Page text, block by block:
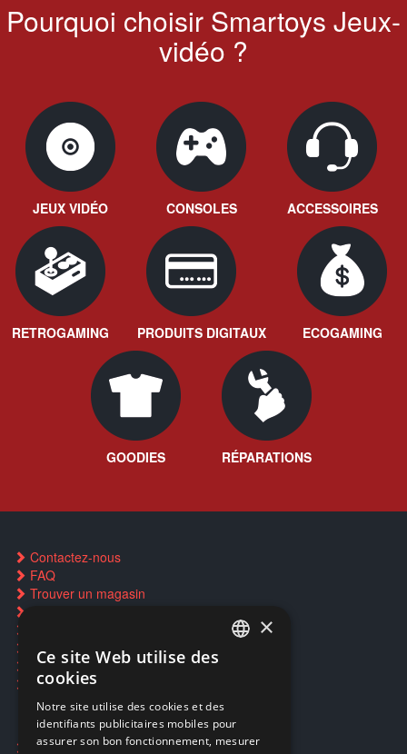
Pourquoi choisir Smartoys Jeux-
vidéo ?
JEUX VIDÉO CONSOLES ACCESSOIRES
RETROGAMING PRODUITS DIGITAUX ECOGAMING
GOODIES RÉPARATIONS
Contactez-nous
FAQ
Trouver un magasin
Restauration CD griffés
Réparations & SAV
Smartpoints
Ecogaming
×
Ce site Web utilise des
cookies
Notre site utilise des cookies et des
identifiants publicitaires mobiles pour
assurer son bon fonctionnement, mesurer